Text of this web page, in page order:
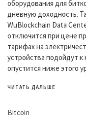
оборудования для
дневную доходность.
WuBlockchain Data
отключится при цене
тарифах на
устройства подойдут
опустится ниже этого
ЧИТАТЬ ДАЛЬШЕ
Bitcoin